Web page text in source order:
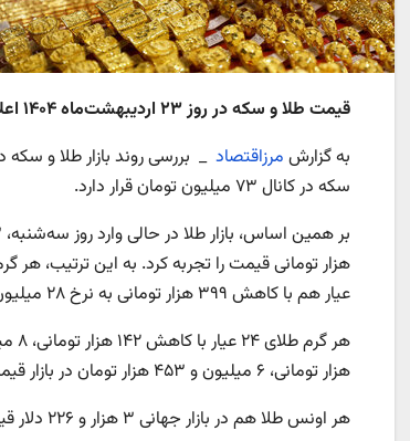
قیمت طلا و سکه در روز ۲۳ اردیبهشت‌ماه ۱۴۰۴ اعلام شد.
به گزارش مرزاقتصاد
سکه در کانال ۷۳ میلیون تومان قرار دارد.
عیار هم با کاهش ۳۹۹ هزار تومانی به نرخ ۲۸ میلیون و ۳۴۲ هزار تومان رسید.
هزار تومانی، ۶ میلیون و ۴۵۳ هزار تومان در بازار قیمت‌گذاری شده است.
هر اونس طلا هم در بازار جهانی ۳ هزار و ۲۲۶ دلار قیمت‌گذاری شد.